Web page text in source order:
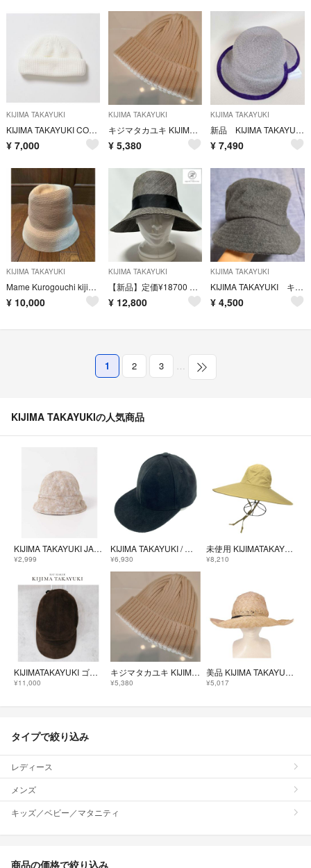
KIJIMA TAKAYUKI
KIJIMA TAKAYUKI COTTON ACRYLIC DECK CAP
¥ 7,000
KIJIMA TAKAYUKI
キジマタカユキ KIJIMA TAKAYUKI オフホワイト ニット帽
¥ 5,380
KIJIMA TAKAYUKI
新品 KIJIMA TAKAYUKI Doubleハット ペーパーパイピング
¥ 7,490
KIJIMA TAKAYUKI
Mame Kurogouchi kijima takayuki ハット
¥ 10,000
KIJIMA TAKAYUKI
【新品】定価¥18700 KIJIMA TAKAYUKIクロスハイクラウンハット
¥ 12,800
KIJIMA TAKAYUKI
KIJIMA TAKAYUKI キジマタカユキ グレー バケットハット バケハ
¥ 4,500
1 2 3 …
KIJIMA TAKAYUKIの人気商品
KIJIMA TAKAYUKI JACQUARD SAILOR HAT
¥2,999
KIJIMA TAKAYUKI / キジマタカユキ | スエード ベースボールキャップ | 2 | ブラック | メンズ
¥6,930
未使用 KIJIMATAKAYUKI キジマタカユキ COTTON TRO WIDE BRIM SOFT HAT ワイドブリム ソフト ハット 帽子 サイズ1 ベージュ メンズ 古着 中古 USED
¥8,210
KIJIMATAKAYUKI ゴートレザー ジェットキャップ 上代3.2万
¥11,000
キジマタカユキ KIJIMA TAKAYUKI オフホワイト ニット帽
¥5,380
美品 KIJIMA TAKAYUKI キジマタカユキ 17ss ケンマソウ 天然素材 ハット つば広 リボン 帽子 F ナチュラルベージュ レディース 古着 中古 USED
¥5,017
タイプで絞り込み
レディース
メンズ
キッズ／ベビー／マタニティ
商品の価格で絞り込み